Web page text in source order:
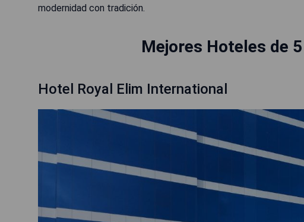
modernidad con tradición.
Mejores Hoteles de
Hotel Royal Elim International